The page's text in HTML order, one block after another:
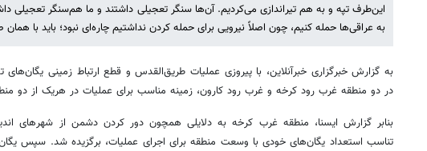
این‌طرف تپه و به هم تیراندازی می‌کردیم. آن‌ها سنگر تعجیلی داشتند و ما هم‌سنگر تعجیلی
به عراقی‌ها حمله کنیم، چون اصلاً نیرویی برای حمله کردن نداشتیم چاره‌ای نبود؛ باید با
به گزارش خبرگزاری خبرآنلاین، با پیروزی عملیات طریق‌القدس و قطع ارتباط زمینی
در دو منطقه غرب رود کرخه و غرب رود کارون، زمینه مناسب برای عملیات در هریک از دو
بنابر گزارش ایسنا، منطقه غرب کرخه به دلایلی همچون دور کردن دشمن از شهرهای
تناسب استعداد یگان‌های خودی با وسعت منطقه برای اجرای عملیات، برگزیده شد. سپس